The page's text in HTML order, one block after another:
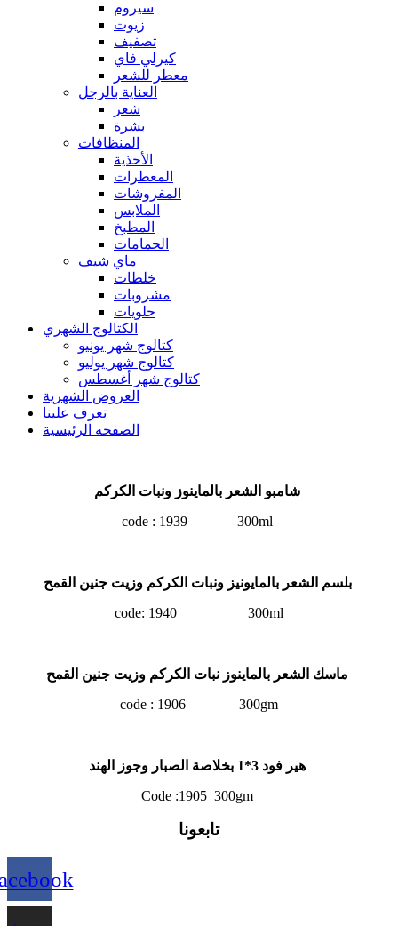
سيروم
زيوت
تصفيف
كيرلي فاي
معطر للشعر
العناية بالرجل
شعر
بشرة
المنظافات
الأحذية
المعطرات
المفروشات
الملابس
المطبخ
الحمامات
ماي شيف
خلطات
مشروبات
حلويات
الكتالوج الشهري
كتالوج شهر يونيو
كتالوج شهر يوليو
كتالوج شهر أغسطس
العروض الشهرية
تعرف علينا
الصفحه الرئيسية
code : 1939 300ml
بلسم الشعر بالمايونيز ونبات الكركم وزيت جنين القمح
code: 1940 300ml
code : 1906 300gm
هير فود 3*1 بخلاصة الصبار وجوز
Code :1905 300gm
تابعونا